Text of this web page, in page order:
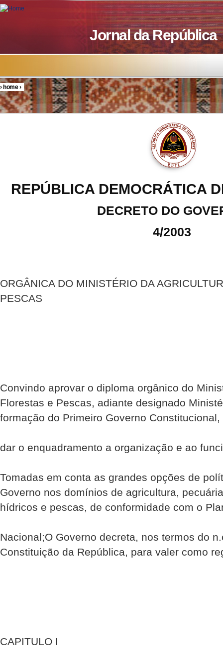
Skip to main content
Jornal da República
You are here
›home›
REPÚBLICA DEMOCRÁTICA
DECRETO DO
4/2003
ORGÂNICA DO MINISTÉRIO DA
PESCAS
Convindo aprovar o diploma orgânico do
Florestas e Pescas, adiante designado
formação do Primeiro Governo
dar o enquadramento a organização e ao
Tomadas em conta as grandes opções de
Governo nos domínios de agricultura,
hídricos e pescas, de conformidade com o
Nacional;O Governo decreta, nos termos do
Constituição da República, para valer como
CAPITULO I